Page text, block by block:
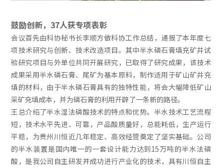
鼓励创新，37人获专项表彰
会议首先由科协秘书长李顺方做科协工作总结，通报了本年度七
项技术研究与创新、技术改造项目。其中半水磷石膏填充矿井试
验研究项目与外单位共同开展研究，已取得了研究成果，该技术
成果采用半水磷石膏、尾矿为基本原料，制作适用于矿山矿井充
填的材料，由于半水磷石膏具有的独特性能，将会大幅降低矿山
采矿充填成本，并为磷石膏的利用开辟了一条新的路径。
王总介绍了半水湿法磷酸技术的特点和优势。半水技术工艺流程
短，技术水平先进、可靠，产品酸质量好，总能耗低，生产运行
平稳，为贵州川恒近几年稳定、高效经营奠定了坚实基础。公司
的半水装置是国内唯一的一套设计能力达到15万吨的半水法磷
酸，是我公司自主研发并成功进行产业化的技术，具有川恒自主